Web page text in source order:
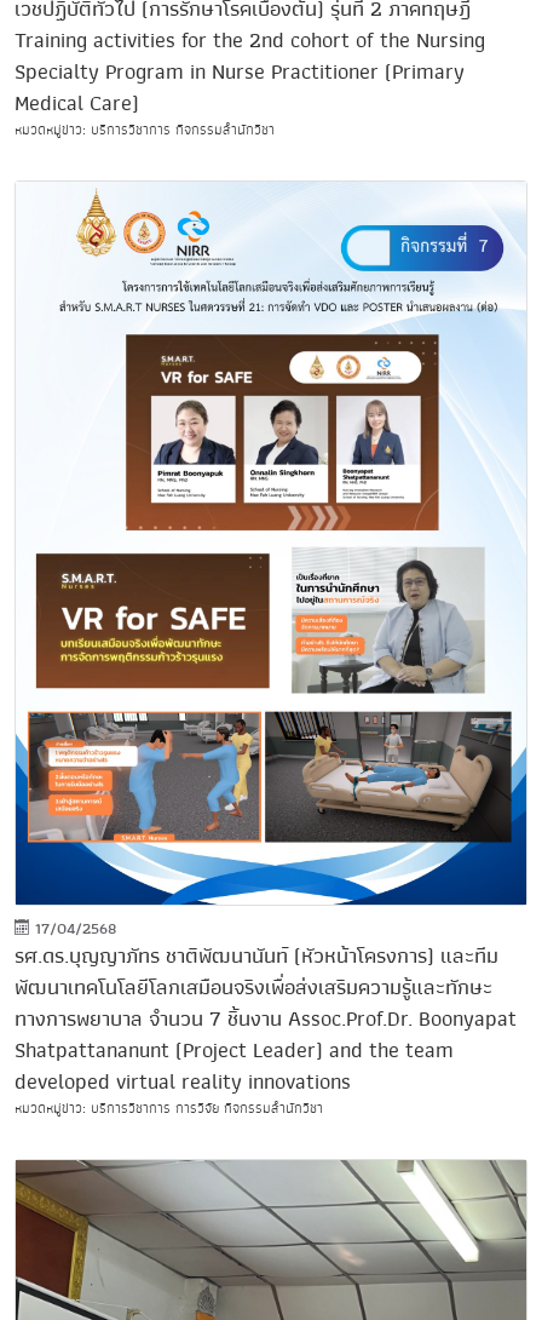
เวชปฏิบัติทั่วไป (การรักษาโรคเบื้องต้น) รุ่นที่ 2 ภาคทฤษฎี
Training activities for the 2nd cohort of the Nursing
Specialty Program in Nurse Practitioner (Primary
Medical Care)
หมวดหมู่ข่าว: บริการวิชาการ กิจกรรมสำนักวิชา
17/04/2568
รศ.ดร.บุญญาภัทร ชาติพัฒนานันท์ (หัวหน้าโครงการ) และทีม
พัฒนาเทคโนโลยีโลกเสมือนจริงเพื่อส่งเสริมความรู้และทักษะ
ทางการพยาบาล จำนวน 7 ชิ้นงาน Assoc.Prof.Dr. Boonyapat
Shatpattananunt (Project Leader) and the team
developed virtual reality innovations
หมวดหมู่ข่าว: บริการวิชาการ การวิจัย กิจกรรมสำนักวิชา